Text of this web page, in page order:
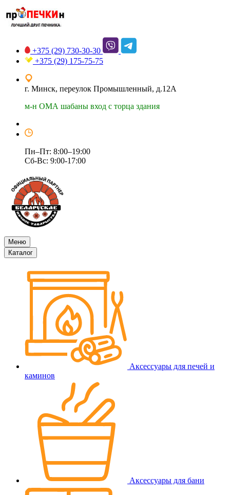
+375 (29) 730-30-30
+375 (29) 175-75-75
г. Минск, переулок Промышленный, д.12А
м-н ОМА шабаны вход с торца здания
Пн–Пт: 8:00–19:00
Сб-Вс: 9:00-17:00
Меню
Каталог
Аксессуары для печей и
каминов
Аксессуары для бани